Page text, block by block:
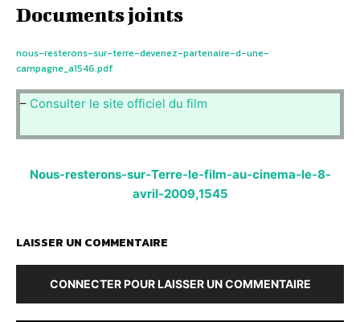
Documents joints
nous-resterons-sur-terre-devenez-partenaire-d-une-
campagne_a1546.pdf
– Consulter le site officiel du film
Nous-resterons-sur-Terre-le-film-au-cinema-le-8-
avril-2009,1545
LAISSER UN COMMENTAIRE
CONNECTER POUR LAISSER UN COMMENTAIRE